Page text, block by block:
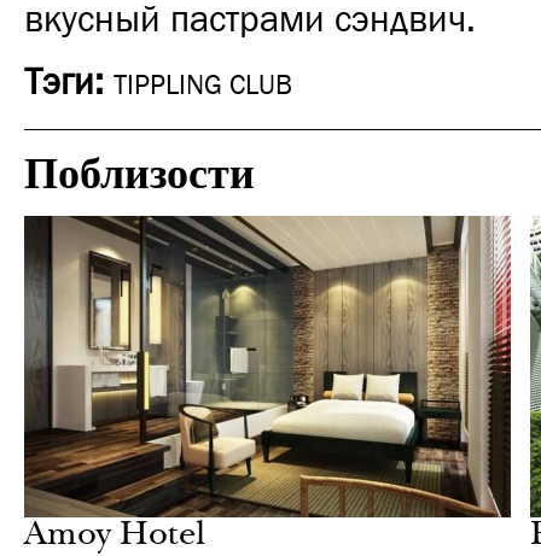
вкусный пастрами сэндвич.
Тэги: TIPPLING CLUB
Поблизости
Amoy Hotel